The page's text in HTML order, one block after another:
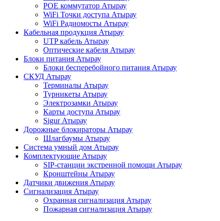
POE коммутатор Атырау
WiFi Точки доступа Атырау
WiFi Радиомосты Атырау
Кабельная продукция Атырау
UTP кабель Атырау
Оптические кабеля Атырау
Блоки питания Атырау
Блоки бесперебойного питания Атырау
СКУД Атырау
Терминалы Атырау
Турникеты Атырау
Электрозамки Атырау
Карты доступа Атырау
Sigur Атырау
Дорожные блокираторы Атырау
Шлагбаумы Атырау
Система умный дом Атырау
Комплектующие Атырау
SIP-станции экстренной помощи Атырау
Кронштейны Атырау
Датчики движения Атырау
Сигнализация Атырау
Охранная сигнализация Атырау
Пожарная сигнализация Атырау